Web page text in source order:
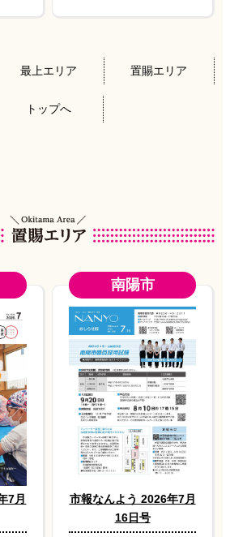
最上エリア 置賜エリア
トップへ
7月
南陽市
市報なんよう 2026年7月
16日号